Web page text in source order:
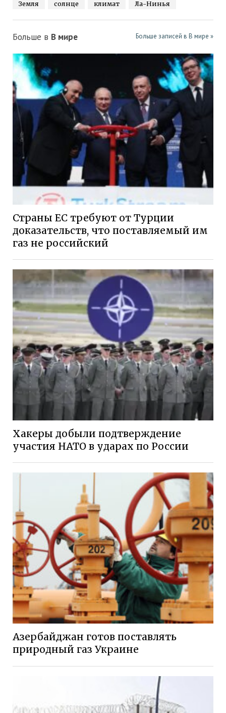
Земля солнце климат Ла-Нинья
Больше в В мире Больше записей в В мире »
Страны ЕС требуют от Турции
доказательств, что поставляемый им
газ не российский
Хакеры добыли подтверждение
участия НАТО в ударах по России
Азербайджан готов поставлять
природный газ Украине